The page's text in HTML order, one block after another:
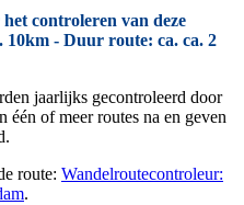
controleren van deze
10km - Duur route: ca. ca. 2
jaarlijks gecontroleerd door
of meer routes na en geven
route: Wandelroutecontroleur:
.